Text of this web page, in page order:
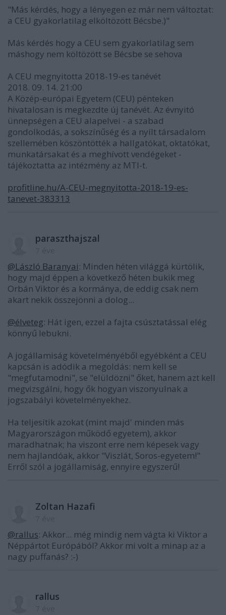
"Más kérdés, hogy a lényegen ez már nem változtat:
a CEU gyakorlatilag elköltözött Bécsbe.)"
Más kérdés hogy a CEU sem gyakorlatilag sem
máshogy nem költözött se Bécsbe se sehova
A CEU megnyitotta 2018-19-es tanévét
2018. 09. 14. 21:00
A Közép-európai Egyetem (CEU) pénteken
hivatalosan is megkezdte új tanévét. Az évnyitó
ünnepségen a CEU alapelvei - a szabad
gondolkodás, a sokszínűség és a nyílt társadalom
szellemében köszöntötték a hallgatókat, oktatókat,
munkatársakat és a meghívott vendégeket -
tájékoztatta az intézmény az MTI-t.
profitline.hu/A-CEU-megnyitotta-2018-19-es-
tanevet-383313
paraszthajszal
@László Baranyai: Minden héten világgá kürtölik,
hogy majd éppen a következő héten bukik meg
Orbán Viktor és a kormánya, de eddig csak nem
akart nekik összejönni a dolog...
@élveteg: Hát igen, ezzel a fajta csúsztatással elég
könnyű lebukni.
A jogállamiság követelményéből egyébként a CEU
kapcsán is adódik a megoldás: nem kell se
"megfutamodni", se "elüldözni" őket, hanem azt kell
megvizsgálni, hogy ők hogyan viszonyulnak a
jogszabályi követelményekhez.
Ha teljesítik azokat (mint majd' minden más
Magyarországon működő egyetem), akkor
maradhatnak; ha viszont erre nem képesek vagy
nem hajlandóak, akkor "Viszlát, Soros-egyetem!"
Erről szól a jogállamiság, ennyire egyszerű!
Zoltan Hazafi
@rallus: Akkor... még mindig nem vágta ki Viktor a
Néppártot Európából? Akkor mi volt a minap az a
nagy puffanás? :-)
rallus